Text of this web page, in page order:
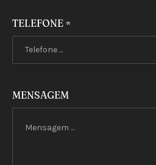
TELEFONE *
MENSAGEM